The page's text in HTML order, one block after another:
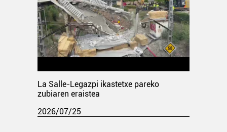
La Salle-Legazpi ikastetxe pareko
zubiaren eraistea
2026/07/25